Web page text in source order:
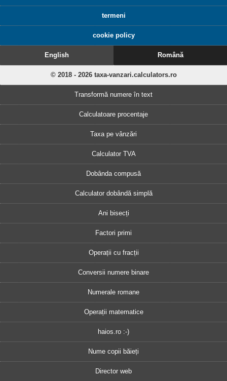
termeni
cookie policy
English Română
© 2018 - 2026 taxa-vanzari.calculators.ro
Transformă numere în text
Calculatoare procentaje
Taxa pe vânzări
Calculator TVA
Dobânda compusă
Calculator dobândă simplă
Ani bisecți
Factori primi
Operații cu fracții
Conversii numere binare
Numerale romane
Operații matematice
haios.ro :-)
Nume copii băieți
Director web